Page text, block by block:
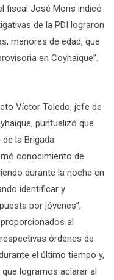
fiscal José Moris indicó
de la PDI lograron
menores de edad, que
en Coyhaique”.
Víctor Toledo, jefe de
puntualizó que
la Brigada
conocimiento de
durante la noche en
identificar y
por jóvenes”,
al
órdenes de
el último tiempo y,
logramos aclarar al